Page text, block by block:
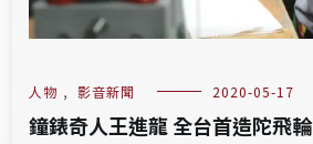
人物 , 影音新聞 2020-05-17
鐘錶奇人王進龍 全台首造陀飛輪